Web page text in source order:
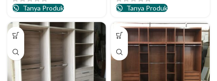
Tanya Produk Tanya Produk